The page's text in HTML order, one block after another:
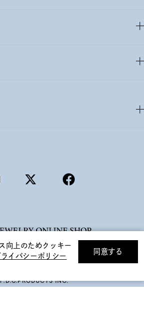
絞り込んで検索する
INC.
向上のためクッキー
ライバシーポリシー
同意する